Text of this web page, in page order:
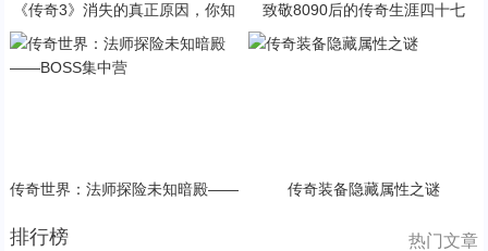
《传奇3》消失的真正原因，你知
道吗？
致敬8090后的传奇生涯四十七
传奇世界：法师探险未知暗殿——
传奇装备隐藏属性之谜
排行榜 热门文章